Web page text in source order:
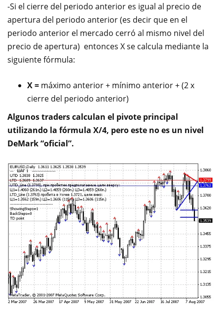
-Si el cierre del periodo anterior es igual al precio de
apertura del periodo anterior (es decir que en el
periodo anterior el mercado cerró al mismo nivel del
precio de apertura) entonces X se calcula mediante la
siguiente fórmula:
X = máximo anterior + mínimo anterior + (2 x
cierre del periodo anterior)
Algunos traders calculan el pivote principal
utilizando la fórmula X/4, pero este no es un nivel
DeMark “oficial”.